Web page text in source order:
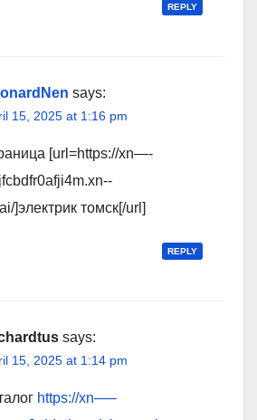
REPLY
says:
15, 2025 at 1:16 pm
[url=https://xn—-
]электрик томск[/url]
REPLY
says:
15, 2025 at 1:14 pm
https://xn—–